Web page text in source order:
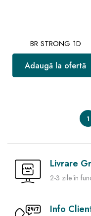
BR STRONG 1D
Adaugă la ofertă
1
Livrare
2-3 zile în
Info